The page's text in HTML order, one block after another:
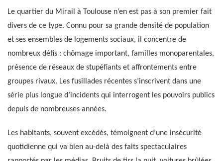
Le quartier du Mirail à Toulouse n’en est pas à son premier fait
divers de ce type. Connu pour sa grande densité de population
et ses ensembles de logements sociaux, il concentre de
nombreux défis : chômage important, familles monoparentales,
présence de réseaux de stupéfiants et affrontements entre
groupes rivaux. Les fusillades récentes s’inscrivent dans une
série plus longue d’incidents qui interrogent les pouvoirs publics
depuis de nombreuses années.
Les habitants, souvent excédés, témoignent d’une insécurité
quotidienne qui va bien au-delà des faits spectaculaires